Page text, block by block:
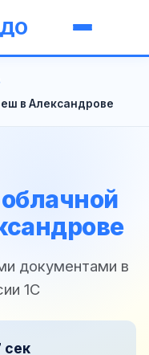
в Александрове
документами в
1С
сек